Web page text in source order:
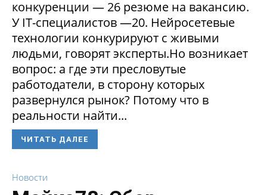
конкуренции — 26 резюме на вакансию.
У IT-специалистов —20. Нейросетевые
технологии конкурируют с живыми
людьми, говорят эксперты.Но возникает
вопрос: а где эти пресловутые
работодатели, в сторону которых
развернулся рынок? Потому что в
реальности найти...
ЧИТАТЬ ДАЛЕЕ
Новости